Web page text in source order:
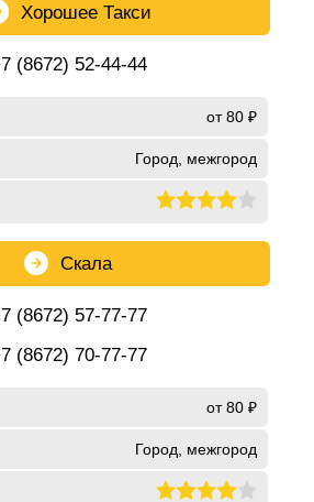
Хорошее Такси
(8672) 52-44-44
от 80 ₽
Город, межгород
Скала
(8672) 57-77-77
(8672) 70-77-77
от 80 ₽
Город, межгород